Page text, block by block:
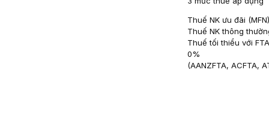
Thuế NK ưu đãi (MFN)
Thuế NK thông
Thuế tối thiểu với
0%
(AANZFTA, ACFTA,